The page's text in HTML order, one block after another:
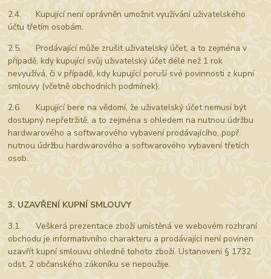
2.4. Kupující není oprávněn umožnit využívání uživatelského
účtu třetím osobám.
2.5. Prodávající může zrušit uživatelský účet, a to zejména v
případě, kdy kupující svůj uživatelský účet déle než 1 rok
nevyužívá, či v případě, kdy kupující poruší své povinnosti z kupní
smlouvy (včetně obchodních podmínek).
2.6. Kupující bere na vědomí, že uživatelský účet nemusí být
dostupný nepřetržitě, a to zejména s ohledem na nutnou údržbu
hardwarového a softwarového vybavení prodávajícího, popř.
nutnou údržbu hardwarového a softwarového vybavení třetích
osob.
3. UZAVŘENÍ KUPNÍ SMLOUVY
3.1. Veškerá prezentace zboží umístěná ve webovém rozhraní
obchodu je informativního charakteru a prodávající není povinen
uzavřít kupní smlouvu ohledně tohoto zboží. Ustanovení § 1732
odst. 2 občanského zákoníku se nepoužije.